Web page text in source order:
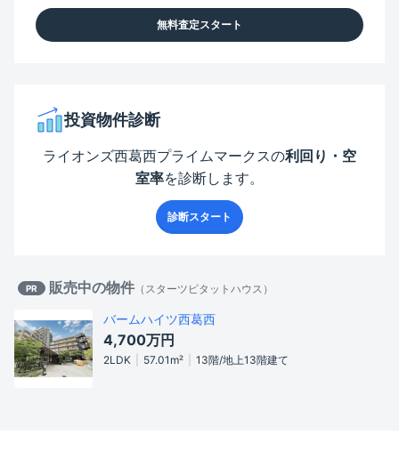
無料査定スタート
投資物件診断
ライオンズ西葛西プライムマークスの利回り・空
室率を診断します。
診断スタート
PR 販売中の物件 （ スターツピタットハウス ）
バームハイツ西葛西
4,700万円
2LDK 57.01 m² 13階/地上13階建て